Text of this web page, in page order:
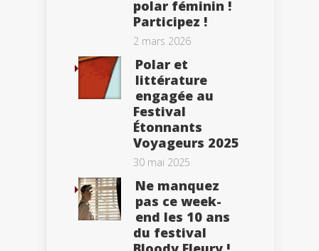
polar féminin !
Participez !
2 mars 2026
Polar et
littérature
engagée au
Festival
Étonnants
Voyageurs 2025
30 mai 2025
Ne manquez
pas ce week-
end les 10 ans
du festival